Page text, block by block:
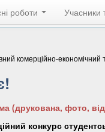
роботи Учасники
комерційно-економічний
(друкована, фото,
конкурс